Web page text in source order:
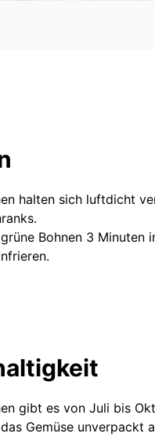
halten sich luftdicht
Bohnen 3 Minuten
gibt es von Juli bis
Gemüse unverpackt